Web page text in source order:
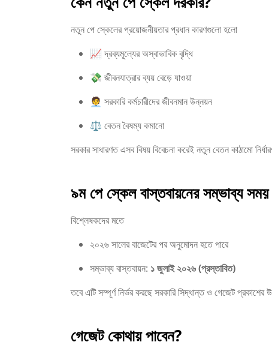
নতুন পে স্কেলের প্রয়োজনীয়তার প্রধান কারণগুলো হলো
📈 দ্রব্যমূল্যের অস্বাভাবিক বৃদ্ধি
💸 জীবনযাত্রার ব্যয় বেড়ে যাওয়া
🧑‍💼 সরকারি কর্মচারীদের জীবনমান উন্নয়ন
⚖️ বেতন বৈষম্য কমানো
সরকার সাধারণত এসব বিষয় বিবেচনা করেই নতুন বেতন কাঠামো
৯ম পে স্কেল বাস্তবায়নের সম্ভাব্য সময়
বিশ্লেষকদের মতে
২০২৬ সালের বাজেটের পর অনুমোদন হতে পারে
সম্ভাব্য বাস্তবায়ন: ১ জুলাই ২০২৬ (প্রস্তাবিত)
তবে এটি সম্পূর্ণ নির্ভর করছে সরকারি সিদ্ধান্ত ও গেজেট প্রকাশের
গেজেট কোথায় পাবেন?